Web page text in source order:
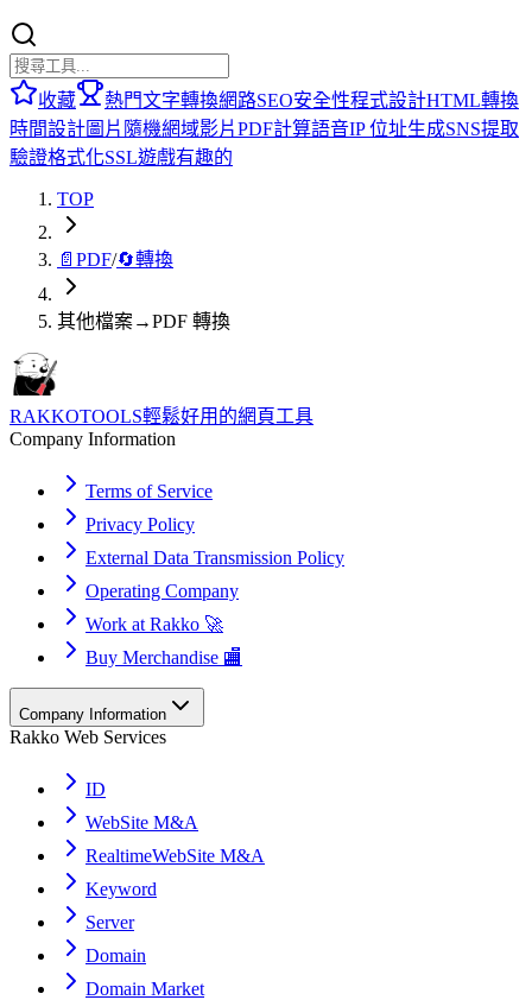
收藏 熱門文字轉換網路SEO安全性程式設計HTML轉換
時間設計圖片 隨機網域影片PDF計算語音IP 位址生成SNS提取
驗證格式化SSL遊戲有趣的
TOP
📄 PDF/🔄轉換
其他檔案→PDF 轉換
RAKKOTOOLS輕鬆好用的網頁工具
Company Information
Terms of Service
Privacy Policy
External Data Transmission Policy
Operating Company
Work at Rakko 🚀
Buy Merchandise 🏬
Company Information
Rakko Web Services
ID
WebSite M&A
RealtimeWebSite M&A
Keyword
Server
Domain
Domain Market